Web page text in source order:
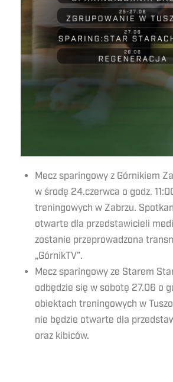
Mecz sparingowy z Górnikiem
w środę 24.czerwca o godz.
treningowych w Zabrzu.
otwarte dla przedstawicieli
zostanie przeprowadzona
„GórnikTV”.
Mecz sparingowy ze Starem
odbędzie się w sobotę 27.06 o
obiektach treningowych w
nie będzie otwarte dla
oraz kibiców.